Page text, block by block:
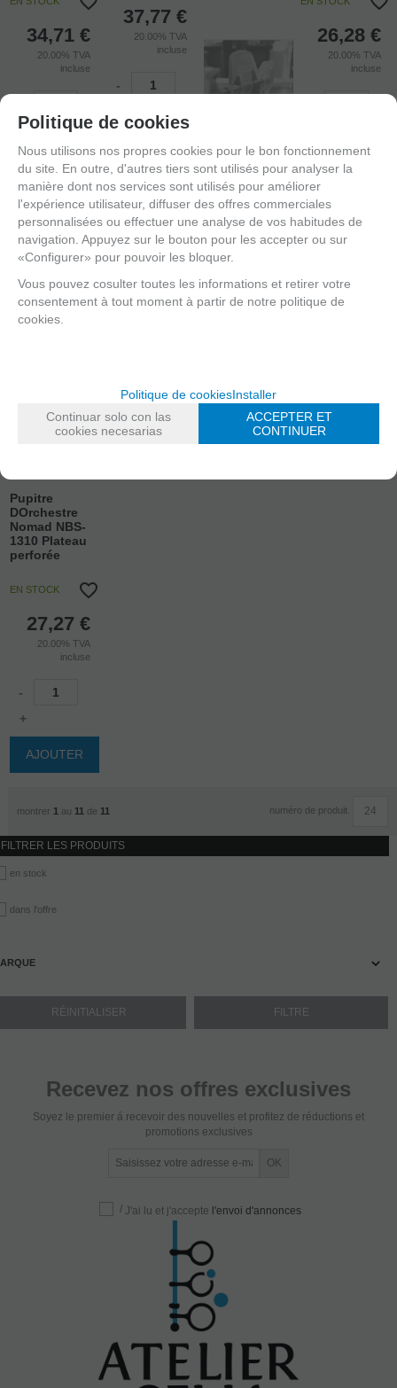
34,71 €
20.00%TVA
incluse
+
AJOUTER
37,77 €
20.00%TVA
incluse
-
RÉSERVATION
PRÉPAYÉE
26,28 €
20.00%TVA
incluse
AJOUTER
Pupitre
DOrchestre
Nomad NBS-
1310 Plateau
perforée
EN STOCK
27,27 €
20.00%TVA
incluse
-
+
AJOUTER
montrer 1 au 11 de 11 numéro de produit.
FILTRER LES PRODUITS
en stock
dans l'offre
Recevez nos offres exclusives
Soyez le premier á recevoir des nouvelles et profitez de réductions et
promotions exclusives
/ J'ai lu et j'accepte l'envoi d'annonces
Politique de cookies
Nous utilisons nos propres cookies pour le bon fonctionnement
du site. En outre, d'autres tiers sont utilisés pour analyser la
manière dont nos services sont utilisés pour améliorer
l'expérience utilisateur, diffuser des offres commerciales
personnalisées ou effectuer une analyse de vos habitudes de
navigation. Appuyez sur le bouton pour les accepter ou sur
«Configurer» pour pouvoir les bloquer.
Vous pouvez cosulter toutes les informations et retirer votre
consentement à tout moment à partir de notre politique de
cookies.
Politique de cookiesInstaller
Continuar solo con las
cookies necesarias
ACCEPTER ET
CONTINUER